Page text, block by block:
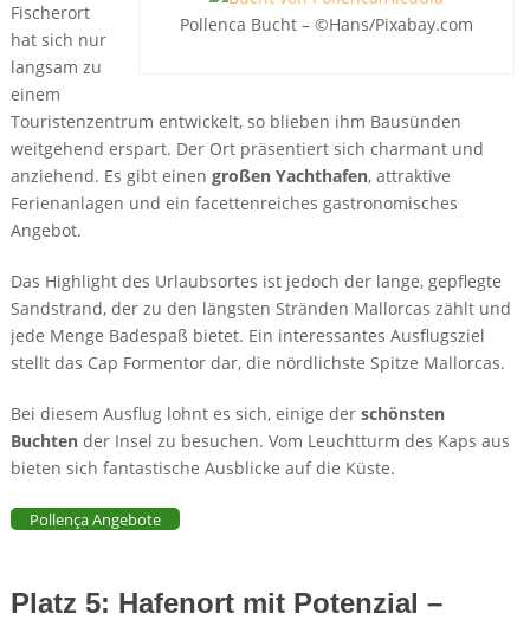
Pollenca Bucht – ©Hans/Pixabay.com
Fischerort
hat sich nur
langsam zu
einem
Touristenzentrum entwickelt, so blieben ihm Bausünden
weitgehend erspart. Der Ort präsentiert sich charmant und
anziehend. Es gibt einen großen Yachthafen, attraktive
Ferienanlagen und ein facettenreiches gastronomisches
Angebot.
Das Highlight des Urlaubsortes ist jedoch der lange, gepflegte
Sandstrand, der zu den längsten Stränden Mallorcas zählt und
jede Menge Badespaß bietet. Ein interessantes Ausflugsziel
stellt das Cap Formentor dar, die nördlichste Spitze Mallorcas.
Bei diesem Ausflug lohnt es sich, einige der schönsten
Buchtender Insel zu besuchen. Vom Leuchtturm des Kaps aus
bieten sich fantastische Ausblicke auf die Küste.
Pollença Angebote
Platz 5: Hafenort mit Potenzial –